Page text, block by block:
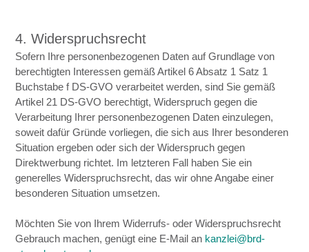
4. Widerspruchsrecht
Sofern Ihre personenbezogenen Daten auf Grundlage von
berechtigten Interessen gemäß Artikel 6 Absatz 1 Satz 1
Buchstabe f DS-GVO verarbeitet werden, sind Sie gemäß
Artikel 21 DS-GVO berechtigt, Widerspruch gegen die
Verarbeitung Ihrer personenbezogenen Daten einzulegen,
soweit dafür Gründe vorliegen, die sich aus Ihrer besonderen
Situation ergeben oder sich der Widerspruch gegen
Direktwerbung richtet. Im letzteren Fall haben Sie ein
generelles Widerspruchsrecht, das wir ohne Angabe einer
besonderen Situation umsetzen.
Möchten Sie von Ihrem Widerrufs- oder Widerspruchsrecht
Gebrauch machen, genügt eine E-Mail an kanzlei@brd-